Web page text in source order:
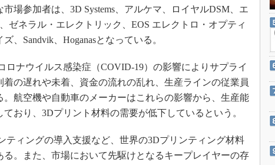
インダストリー4.0
イノベーション
製造業ビッグデータ
メイドインジャパン
植物工場
知財マネジメント
海外生産
グローバル設計・開発
制御セキュリティ
場参加者は、3D Systems、アルケマ、ロイヤルDSM、エ
ゼネラル・エレクトリック、EOS エレクトロ・オプティ
、Sandvik、Hoganasとなっている。
ナウイルス感染症（COVID-19）の影響によりサプライ
の遅れや未着、資金の流れの乱れ、生産ラインの従業員
航空機や自動車のメーカーはこれらの影響から、生産能
おり、3Dプリント材料の需要が低下しているという。
ィングの導入支援など、世界の3Dプリンティング材料
。また、市場において先駆けとなるキープレイヤーの存